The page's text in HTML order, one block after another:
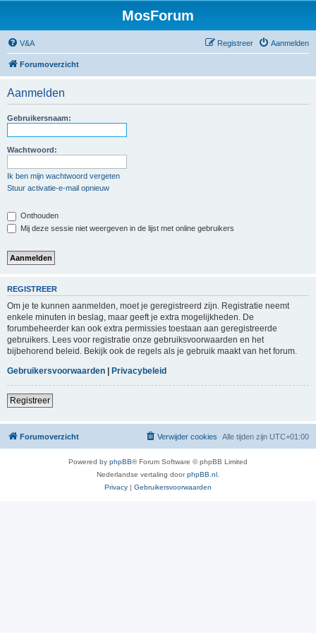
MosForum
V&A Aanmelden
Registreer
Forumoverzicht
Aanmelden
Gebruikersnaam:
Wachtwoord:
Ik ben mijn wachtwoord vergeten
Stuur activatie-e-mail opnieuw
Onthouden
Mij deze sessie niet weergeven in de lijst met online gebruikers
REGISTREER
Om je te kunnen aanmelden, moet je geregistreerd zijn. Registratie neemt
enkele minuten in beslag, maar geeft je extra mogelijkheden. De
forumbeheerder kan ook extra permissies toestaan aan geregistreerde
gebruikers. Lees voor registratie onze gebruiksvoorwaarden en het
bijbehorend beleid. Bekijk ook de regels als je gebruik maakt van het forum.
Gebruikersvoorwaarden | Privacybeleid
Registreer
Forumoverzicht Alle tijden zijn UTC+01:00
Verwijder cookies
Powered by phpBB® Forum Software © phpBB Limited
Nederlandse vertaling doorphpBB.nl
Privacy | Gebruikersvoorwaarden